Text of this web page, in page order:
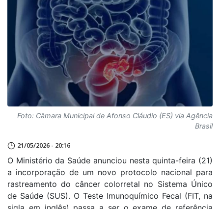
Foto: Câmara Municipal de Afonso Cláudio (ES) via Agência
Brasil
21/05/2026 - 20:16
O Ministério da Saúde anunciou nesta quinta-feira (21)
a incorporação de um novo protocolo nacional para
rastreamento do câncer colorretal no Sistema Único
de Saúde (SUS). O Teste Imunoquímico Fecal (FIT, na